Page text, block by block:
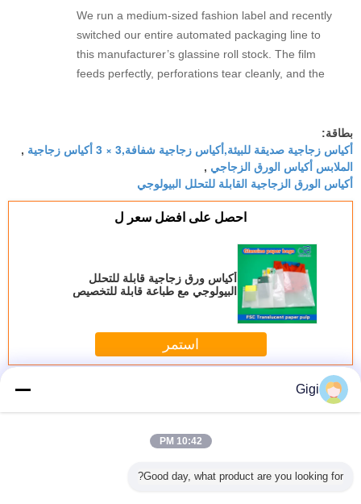
We run a medium-sized fashion label and recently
switched our entire automated packaging line to
this manufacturer’s glassine roll stock. The film
feeds perfectly, perforations tear cleanly, and the
reliable supplier.
بطاقة:
أكياس زجاجية صديقة للبيئة,أكياس زجاجية شفافة,3 × 3 أكياس زجاجية ,
الملابس أكياس الورق الزجاجي ,
أكياس الورق الزجاجية القابلة للتحلل البيولوجي
احصل على افضل سعر ل
أكياس ورق زجاجية قابلة للتحلل
البيولوجي مع طباعة قابلة للتخصيص
استمر
أكثر كيس ورق زجاجي
أكياس الزجاج
أكياس الزجاج
زجاجية
Gigi
10:42 PM
Good day, what product are you looking for?